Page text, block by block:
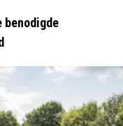
benodigde